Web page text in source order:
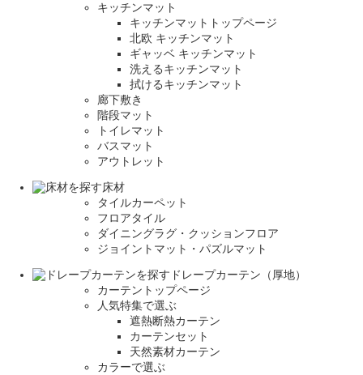
キッチンマット
キッチンマットトップページ
北欧 キッチンマット
ギャッベ キッチンマット
洗えるキッチンマット
拭けるキッチンマット
廊下敷き
階段マット
トイレマット
バスマット
アウトレット
床材
タイルカーペット
フロアタイル
ダイニングラグ・クッションフロア
ジョイントマット・パズルマット
ドレープカーテン（厚地）
カーテントップページ
人気特集で選ぶ
遮熱断熱カーテン
カーテンセット
天然素材カーテン
カラーで選ぶ